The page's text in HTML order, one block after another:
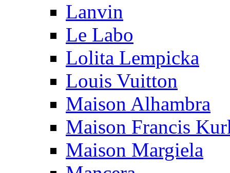
Lanvin
Le Labo
Lolita Lempicka
Louis Vuitton
Maison Alhambra
Maison Francis
Maison Margiela